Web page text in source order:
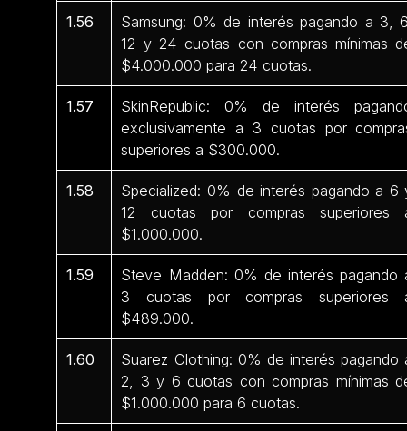
1.56
Samsung: 0% de interés pagando a 3,
12 y 24 cuotas con compras mínimas
$4.000.000 para 24 cuotas.
1.57
SkinRepublic: 0% de interés
exclusivamente a 3 cuotas por
superiores a $300.000.
1.58
Specialized: 0% de interés pagando a 6
12 cuotas por compras superiores
$1.000.000.
1.59
Steve Madden: 0% de interés pagando
3 cuotas por compras superiores
$489.000.
1.60
Suarez Clothing: 0% de interés pagando
2, 3 y 6 cuotas con compras mínimas
$1.000.000 para 6 cuotas.